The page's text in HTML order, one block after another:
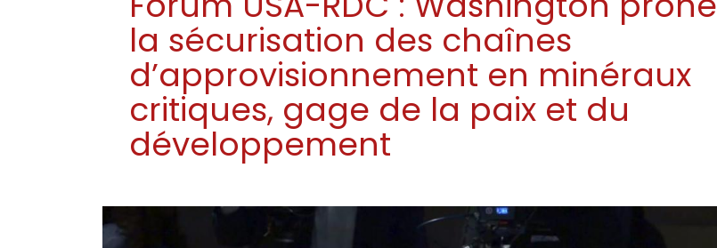
la sécurisation des chaînes
d’approvisionnement en minéraux
critiques, gage de la paix et du
développement